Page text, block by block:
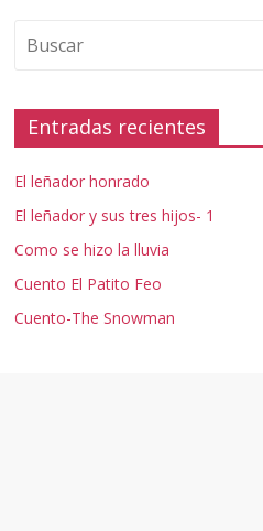
Entradas recientes
El leñador honrado
El leñador y sus tres hijos- 1
Como se hizo la lluvia
Cuento El Patito Feo
Cuento-The Snowman